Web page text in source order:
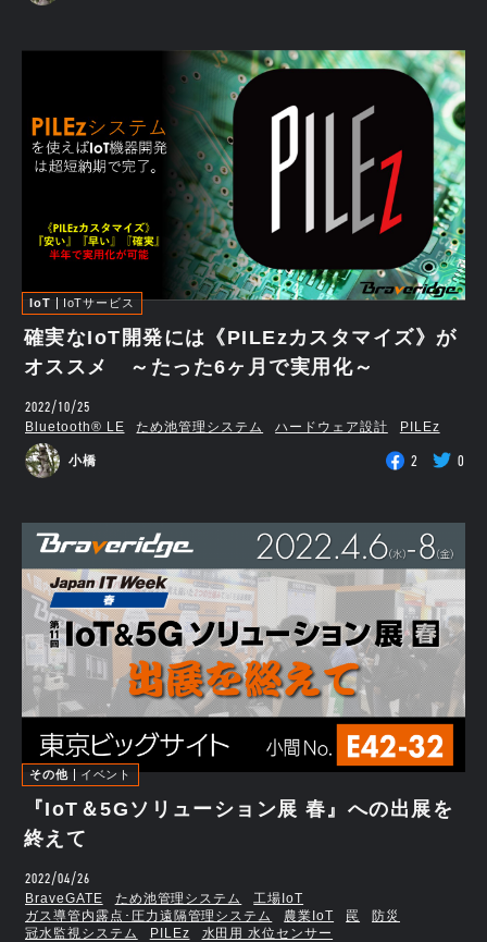
IoT IoTサービス
確実なIoT開発には《PILEzカスタマイズ》が
オススメ ～たった6ヶ月で実用化～
2022/10/25
Bluetooth®︎ LE ため池管理システム ハードウェア設計 PILEz
小橋 2 0
その他 イベント
『IoT＆5Gソリューション展 春』への出展を
終えて
2022/04/26
BraveGATE ため池管理システム
工場IoT
ガス導管内露点･圧力遠隔管理システム
農業IoT 罠
防災
冠水監視システム
PILEz 水田用 水位センサー